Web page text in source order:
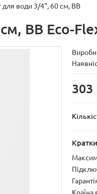
для води 3/4", 60 см, ВВ
ВВ Eco-
303
Країна